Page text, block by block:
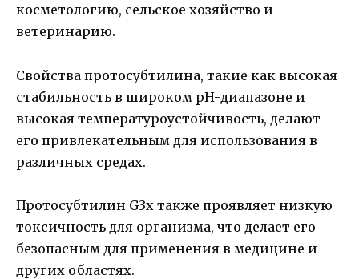
косметологию, сельское хозяйство и
ветеринарию.
Свойства протосубтилина, такие как высокая
стабильность в широком pH-диапазоне и
высокая температуроустойчивость, делают
его привлекательным для использования в
различных средах.
Протосубтилин G3x также проявляет низкую
токсичность для организма, что делает его
безопасным для применения в медицине и
других областях.